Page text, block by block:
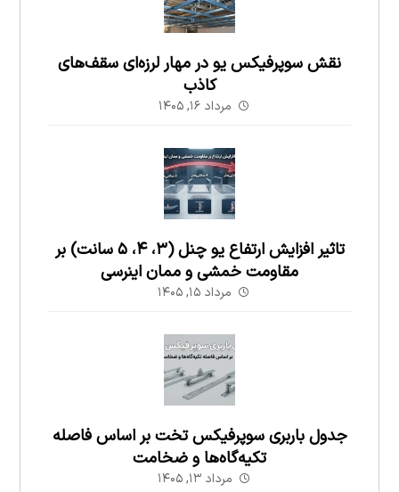
نقش سوپرفیکس یو در مهار لرزه‌ای سقف‌های
کاذب
مرداد ۱۶, ۱۴۰۵
تاثیر افزایش ارتفاع یو چنل (۳، ۴، ۵ سانت) بر
مقاومت خمشی و ممان اینرسی
مرداد ۱۵, ۱۴۰۵
جدول باربری سوپرفیکس تخت بر اساس فاصله
تکیه‌گاه‌ها و ضخامت
مرداد ۱۳, ۱۴۰۵